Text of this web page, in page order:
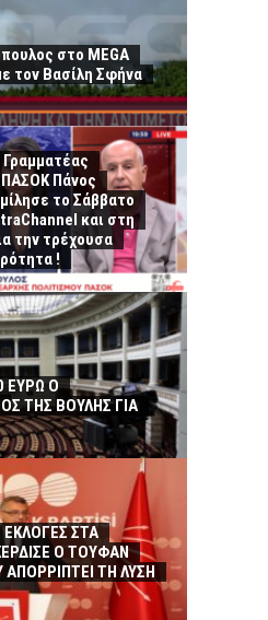
στο MEGA
τον Βασίλη Σφήνα
ΠΑΣΟΚ Πάνος
το Σάββατο
και στη
την τρέχουσα
!
ΕΥΡΩ Ο
ΤΗΣ ΒΟΥΛΗΣ ΓΙΑ
ΣΤΑ
Ο ΤΟΥΦΑΝ
ΤΗ ΛΥΣΗ